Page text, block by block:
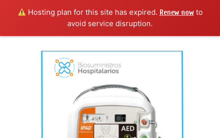
Hosting plan for this site has expired. Renew nowto
avoid service disruption.